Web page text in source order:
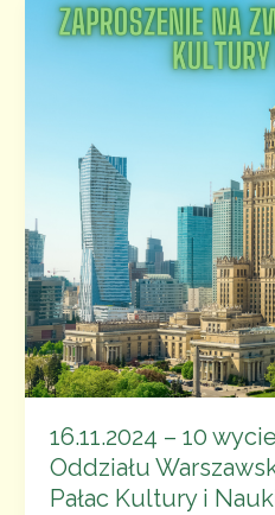
lecie
Oddziału
Uniwersytet
Warszawski
16.11.2024 – 10
Oddziału
Pałac Kultury i